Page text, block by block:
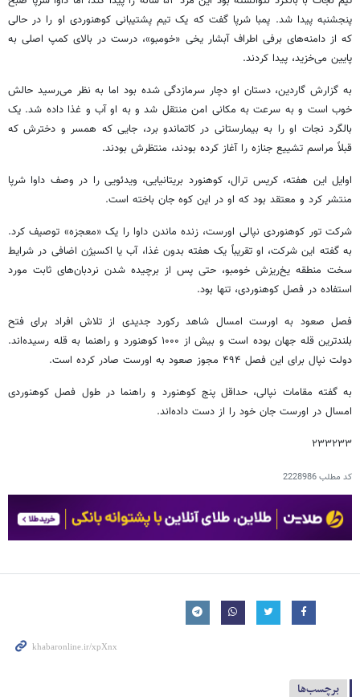
پنجشنبه پیدا شد. پمبا شرپا گفت که یک تیم پشتیبانی کوهنوردی او را در حالی
که از دامنه‌های برفی اطراف آبشار یخی «خومبو»، درست در بالای کمپ اصلی به
پایین می‌خزید، پیدا کردند.
به گزارش گاردین، دستان او دچار سرمازدگی شده بود اما به نظر می‌رسید حالش
خوب است و به سرعت به مکانی امن منتقل شد و به او آب و غذا داده شد. یک
بالگرد نجات او را به بیمارستانی در کاتماندو برد، جایی که همسر و دخترش که
قبلاً مراسم تشییع جنازه را آغاز کرده بودند، منتظرش بودند.
اوایل این هفته، کریس ترال، کوهنورد بریتانیایی، ویدئویی را در وصف داوا شرپا
منتشر کرد و معتقد بود که او در این کوه جان باخته است.
شرکت تور کوهنوردی نپالی اورست، زنده ماندن داوا را یک «معجزه» توصیف کرد.
به گفته این شرکت، او تقریباً یک هفته بدون غذا، آب یا اکسیژن اضافی در شرایط
سخت منطقه یخ‌ریزش خومبو، حتی پس از برچیده شدن نردبان‌های ثابت مورد
استفاده در فصل کوهنوردی، تنها بود.
فصل صعود به اورست امسال شاهد رکورد جدیدی از تلاش افراد برای فتح
بلندترین قله جهان بوده است و بیش از ۱۰۰۰ کوهنورد و راهنما به قله رسیده‌اند.
دولت نپال برای این فصل ۴۹۴ مجوز صعود به اورست صادر کرده است.
به گفته مقامات نپالی، حداقل پنج کوهنورد و راهنما در طول فصل کوهنوردی
امسال در اورست جان خود را از دست داده‌اند.
۲۳۳۲۳۳
کد مطلب2228986
برچسب‌ها